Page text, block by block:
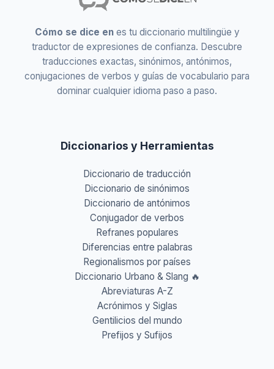
Cómo se dice enes tu diccionario multilingüe y
traductor de expresiones de confianza. Descubre
traducciones exactas, sinónimos, antónimos,
conjugaciones de verbos y guías de vocabulario para
dominar cualquier idioma paso a paso.
Diccionarios y Herramientas
Diccionario de traducción
Diccionario de sinónimos
Diccionario de antónimos
Conjugador de verbos
Refranes populares
Diferencias entre palabras
Regionalismos por países
Diccionario Urbano & Slang 🔥
Abreviaturas A-Z
Acrónimos y Siglas
Gentilicios del mundo
Prefijos y Sufijos